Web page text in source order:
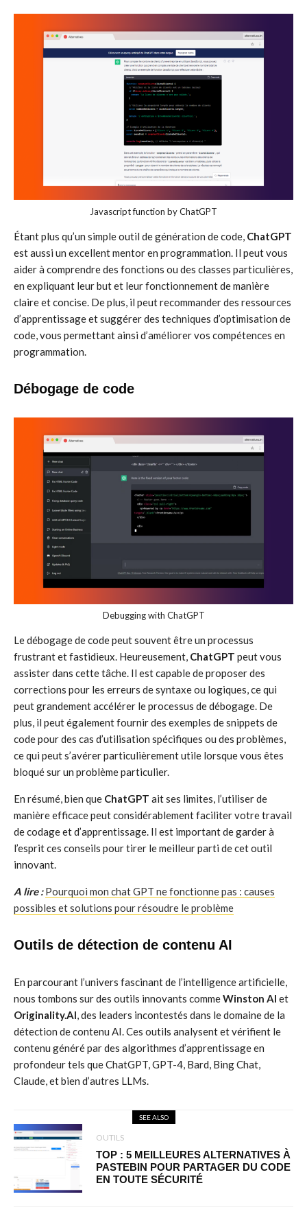
Javascript function by ChatGPT
Étant plus qu’un simple outil de génération de code, ChatGPT
est aussi un excellent mentor en programmation. Il peut vous
aider à comprendre des fonctions ou des classes particulières,
en expliquant leur but et leur fonctionnement de manière
claire et concise. De plus, il peut recommander des ressources
d’apprentissage et suggérer des techniques d’optimisation de
code, vous permettant ainsi d’améliorer vos compétences en
programmation.
Débogage de code
Debugging with ChatGPT
Le débogage de code peut souvent être un processus
frustrant et fastidieux. Heureusement, ChatGPT peut vous
assister dans cette tâche. Il est capable de proposer des
corrections pour les erreurs de syntaxe ou logiques, ce qui
peut grandement accélérer le processus de débogage. De
plus, il peut également fournir des exemples de snippets de
code pour des cas d’utilisation spécifiques ou des problèmes,
ce qui peut s’avérer particulièrement utile lorsque vous êtes
bloqué sur un problème particulier.
En résumé, bien que ChatGPT ait ses limites, l’utiliser de
manière efficace peut considérablement faciliter votre travail
de codage et d’apprentissage. Il est important de garder à
l’esprit ces conseils pour tirer le meilleur parti de cet outil
innovant.
A lire :Pourquoi mon chat GPT ne fonctionne pas : causes
possibles et solutions pour résoudre le problème
Outils de détection de contenu AI
En parcourant l’univers fascinant de l’intelligence artificielle,
nous tombons sur des outils innovants commeWinston AI et
Originality.AI, des leaders incontestés dans le domaine de la
détection de contenu AI. Ces outils analysent et vérifient le
contenu généré par des algorithmes d’apprentissage en
profondeur tels que ChatGPT, GPT-4, Bard, Bing Chat,
Claude, et bien d’autres LLMs.
SEE ALSO
OUTILS
TOP : 5 MEILLEURES ALTERNATIVES À
PASTEBIN POUR PARTAGER DU CODE
EN TOUTE SÉCURITÉ